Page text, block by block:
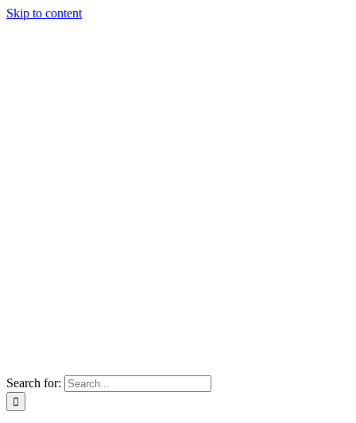
Skip to content
Search for: